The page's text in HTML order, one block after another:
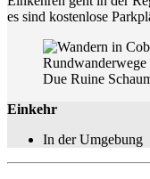
es sind kostenlose
Due Ruine
Einkehr
In der Umgebung